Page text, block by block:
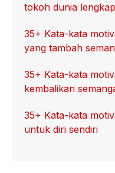
tokoh dunia lengkap
35+ Kata-kata
yang tambah
35+ Kata-kata
kembalikan
35+ Kata-kata
untuk diri sendiri